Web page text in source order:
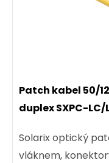
Patch kabel 50/
duplex SXPC-
Solarix optický
vláknem,